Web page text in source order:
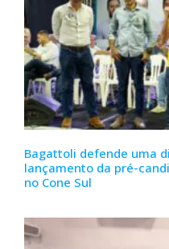
Bagattoli defende uma
lançamento da pré-
no Cone Sul